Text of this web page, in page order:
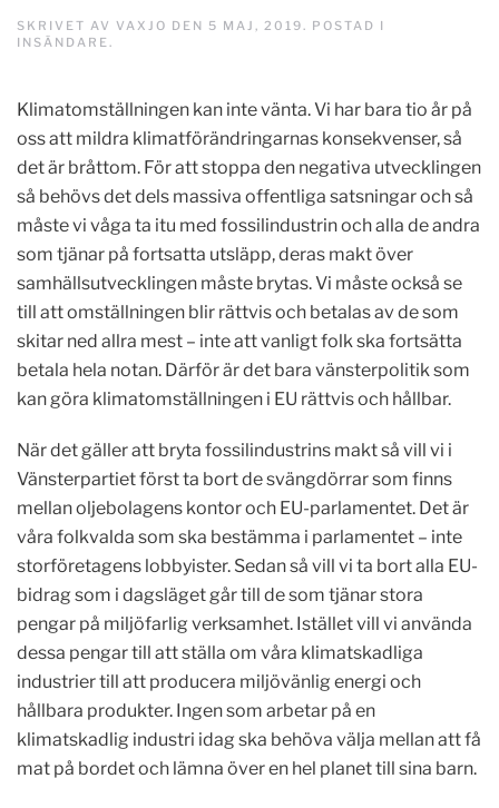
SKRIVET AV VAXJO DEN 5 MAJ, 2019. POSTAD I
INSÄNDARE.
Klimatomställningen kan inte vänta. Vi har bara tio år på
oss att mildra klimatförändringarnas konsekvenser, så
det är bråttom. För att stoppa den negativa utvecklingen
så behövs det dels massiva offentliga satsningar och så
måste vi våga ta itu med fossilindustrin och alla de andra
som tjänar på fortsatta utsläpp, deras makt över
samhällsutvecklingen måste brytas. Vi måste också se
till att omställningen blir rättvis och betalas av de som
skitar ned allra mest – inte att vanligt folk ska fortsätta
betala hela notan. Därför är det bara vänsterpolitik som
kan göra klimatomställningen i EU rättvis och hållbar.
När det gäller att bryta fossilindustrins makt så vill vi i
Vänsterpartiet först ta bort de svängdörrar som finns
mellan oljebolagens kontor och EU-parlamentet. Det är
våra folkvalda som ska bestämma i parlamentet – inte
storföretagens lobbyister. Sedan så vill vi ta bort alla EU-
bidrag som i dagsläget går till de som tjänar stora
pengar på miljöfarlig verksamhet. Istället vill vi använda
dessa pengar till att ställa om våra klimatskadliga
industrier till att producera miljövänlig energi och
hållbara produkter. Ingen som arbetar på en
klimatskadlig industri idag ska behöva välja mellan att få
mat på bordet och lämna över en hel planet till sina barn.